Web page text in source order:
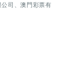
司、澳門彩票有